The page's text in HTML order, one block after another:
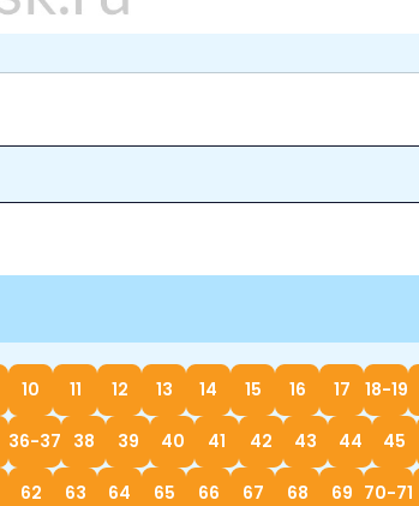
10 11 12 13 14 15 16 17 18-19
36-37 38 39 40 41 42 43 44 45
62 63 64 65 66 67 68 69 70-71